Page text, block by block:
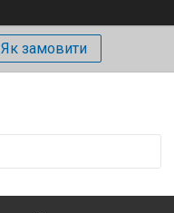
Як замовити